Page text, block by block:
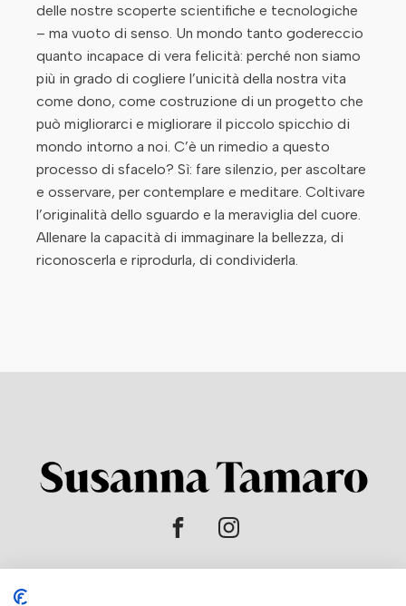
delle nostre scoperte scientifiche e tecnologiche
– ma vuoto di senso. Un mondo tanto godereccio
quanto incapace di vera felicità: perché non siamo
più in grado di cogliere l’unicità della nostra vita
come dono, come costruzione di un progetto che
può migliorarci e migliorare il piccolo spicchio di
mondo intorno a noi. C’è un rimedio a questo
processo di sfacelo? Sì: fare silenzio, per ascoltare
e osservare, per contemplare e meditare. Coltivare
l’originalità dello sguardo e la meraviglia del cuore.
Allenare la capacità di immaginare la bellezza, di
riconoscerla e riprodurla, di condividerla.